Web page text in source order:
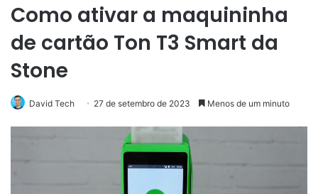
Como ativar a maquininha
de cartão Ton T3 Smart da
Stone
David Tech 27 de setembro de 2023 Menos de um minuto